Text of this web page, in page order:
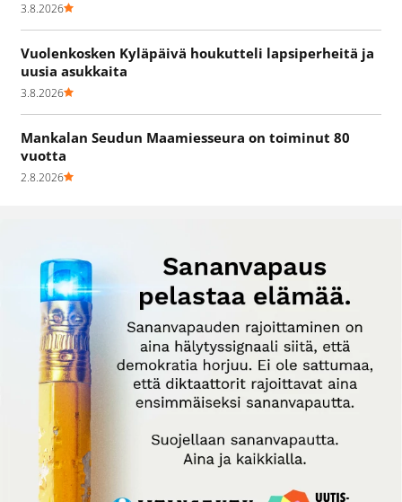
3.8.2026
Vuolenkosken Kyläpäivä houkutteli lapsiperheitä ja
uusia asukkaita
3.8.2026
Mankalan Seudun Maamiesseura on toiminut 80
vuotta
2.8.2026